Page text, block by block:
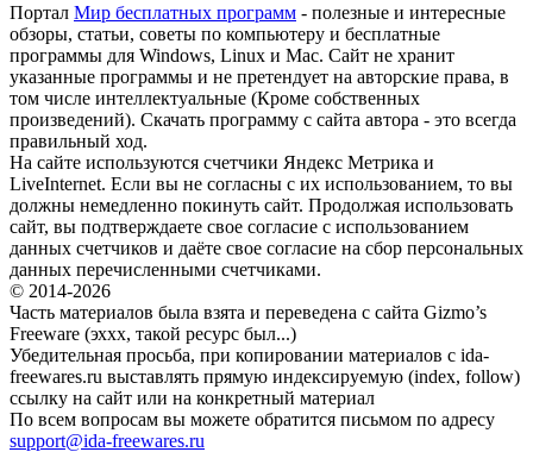
Портал Мир бесплатных программ - полезные и интересные
обзоры, статьи, советы по компьютеру и бесплатные
программы для Windows, Linux и Mac. Сайт не хранит
указанные программы и не претендует на авторские права, в
том числе интеллектуальные (Кроме собственных
произведений). Скачать программу с сайта автора - это всегда
правильный ход.
На сайте используются счетчики Яндекс Метрика и
LiveInternet. Если вы не согласны с их использованием, то вы
должны немедленно покинуть сайт. Продолжая использовать
сайт, вы подтверждаете свое согласие с использованием
данных счетчиков и даёте свое согласие на сбор персональных
данных перечисленными счетчиками.
© 2014-2026
Часть материалов была взята и переведена с сайта Gizmo’s
Freeware (эххх, такой ресурс был...)
Убедительная просьба, при копировании материалов с ida-
freewares.ru выставлять прямую индексируемую (index, follow)
ссылку на сайт или на конкретный материал
По всем вопросам вы можете обратится письмом по адресу
support@ida-freewares.ru